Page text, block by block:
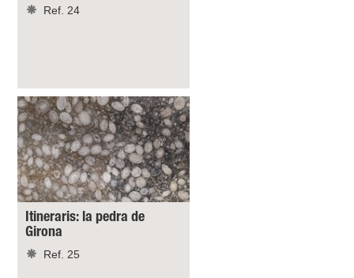
Ref. 24
Itineraris: la pedra de
Girona
Ref. 25